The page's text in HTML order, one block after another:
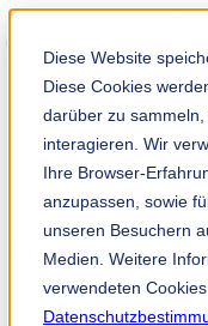
Diese Website
Diese Cookies
darüber zu
interagieren. Wir
Ihre Browser-
anzupassen, sowie
unseren Besuchern
Medien. Weitere
verwendeten
Solution Finder
de